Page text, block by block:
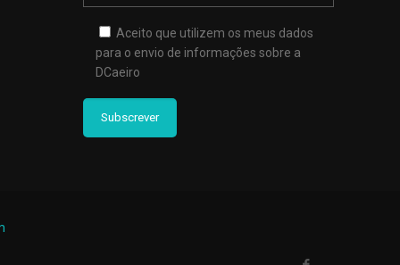
Aceito que utilizem os meus dados
para o envio de informações sobre a
DCaeiro